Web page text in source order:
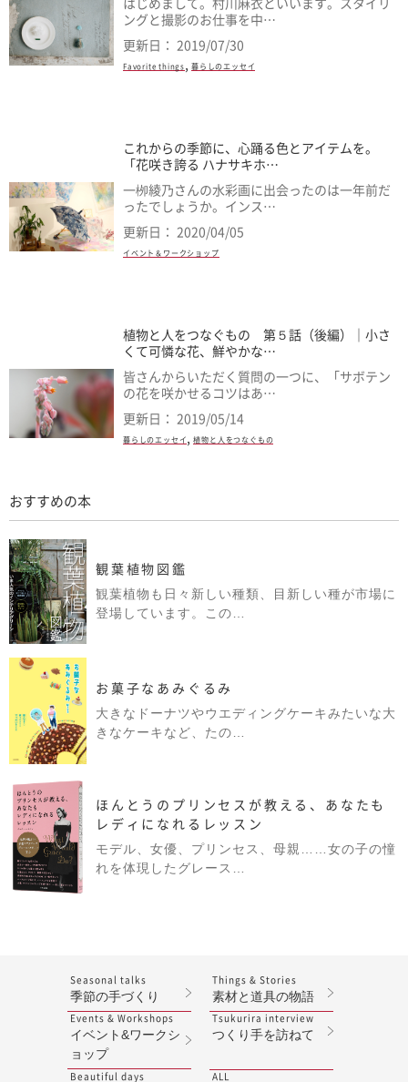
はじめまして。村川麻衣といいます。スタイリ
ングと撮影のお仕事を中…
更新日： 2019/07/30
Favorite things 暮らしのエッセイ
これからの季節に、心踊る色とアイテムを。
「花咲き誇る ハナサキホ…
一栁綾乃さんの水彩画に出会ったのは一年前だ
ったでしょうか。インス…
更新日： 2020/04/05
イベント＆ワークショップ
植物と人をつなぐもの 第５話（後編）｜小さ
くて可憐な花、鮮やかな…
皆さんからいただく質問の一つに、「サボテン
の花を咲かせるコツはあ…
更新日： 2019/05/14
暮らしのエッセイ ,植物と人をつなぐもの
おすすめの本
観葉植物図鑑
観葉植物も日々新しい種類、目新しい種が市場に
登場しています。この…
お菓子なあみぐるみ
大きなドーナツやウエディングケーキみたいな大
きなケーキなど、たの…
ほんとうのプリンセスが教える、あなたも
レディになれるレッスン
モデル、女優、プリンセス、母親……女の子の憧
れを体現したグレース…
Seasonal talks
季節の手づくり
Things & Stories
素材と道具の物語
Events & Workshops
イベント&ワークシ
ョップ
Tsukurira interview
つくり手を訪ねて
Beautiful days ALL